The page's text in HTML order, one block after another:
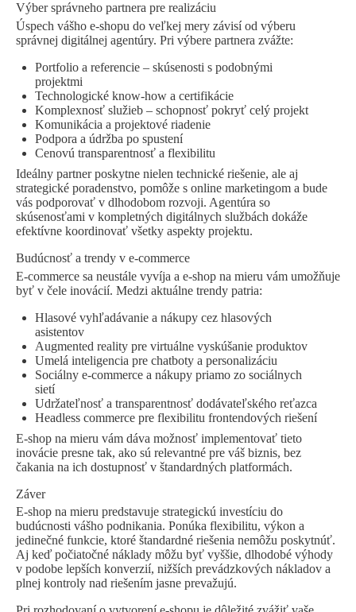
Výber správneho partnera pre realizáciu
Úspech vášho e-shopu do veľkej mery závisí od výberu
správnej digitálnej agentúry. Pri výbere partnera zvážte:
Portfolio a referencie – skúsenosti s podobnými
projektmi
Technologické know-how a certifikácie
Komplexnosť služieb – schopnosť pokryť celý projekt
Komunikácia a projektové riadenie
Podpora a údržba po spustení
Cenovú transparentnosť a flexibilitu
Ideálny partner poskytne nielen technické riešenie, ale aj
strategické poradenstvo, pomôže s online marketingom a bude
vás podporovať v dlhodobom rozvoji. Agentúra so
skúsenosťami v kompletných digitálnych službách dokáže
efektívne koordinovať všetky aspekty projektu.
Budúcnosť a trendy v e-commerce
E-commerce sa neustále vyvíja a e-shop na mieru vám umožňuje
byť v čele inovácií. Medzi aktuálne trendy patria:
Hlasové vyhľadávanie a nákupy cez hlasových
asistentov
Augmented reality pre virtuálne vyskúšanie produktov
Umelá inteligencia pre chatboty a personalizáciu
Sociálny e-commerce a nákupy priamo zo sociálnych
sietí
Udržateľnosť a transparentnosť dodávateľského reťazca
Headless commerce pre flexibilitu frontendových riešení
E-shop na mieru vám dáva možnosť implementovať tieto
inovácie presne tak, ako sú relevantné pre váš biznis, bez
čakania na ich dostupnosť v štandardných platformách.
Záver
E-shop na mieru predstavuje strategickú investíciu do
budúcnosti vášho podnikania. Ponúka flexibilitu, výkon a
jedinečné funkcie, ktoré štandardné riešenia nemôžu poskytnúť.
Aj keď počiatočné náklady môžu byť vyššie, dlhodobé výhody
v podobe lepších konverzií, nižších prevádzkových nákladov a
plnej kontroly nad riešením jasne prevažujú.